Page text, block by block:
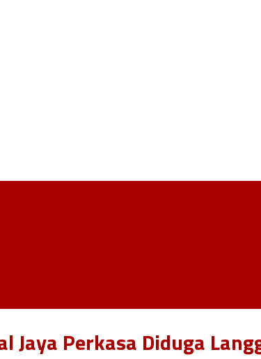
Jaya Perkasa Diduga